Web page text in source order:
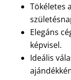
Tökéletes
Elegáns
képvisel.
Ideális